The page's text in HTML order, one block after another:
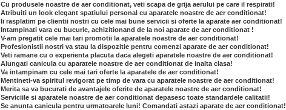
Cu produsele noastre de aer conditionat, veti scapa de grija aerului pe care il respirati!
Atribuiti un look elegant spatiului personal cu aparatele noastre de aer conditionat!
Ii rasplatim pe clientii nostri cu cele mai bune servicii si oferte la aparate aer conditionat!
Intampinati vara cu bucurie, achizitionand de la noi aparate de aer conditionat !
V-am pregatit cele mai tari promotii la aparatele noastre de aer conditionat!
Profesionistii nostri va stau la dispozitie pentru comenzi aparate de aer conditionat!
Veti ramane cu o experienta placuta daca alegeti aparatele noastre de aer conditionat!
Alungati canicula cu aparatele noastre de aer conditionat de inalta clasa!
Va intampinam cu cele mai tari oferte la aparatele de aer conditionat!
Mentineti-va spiritul revigorat pe timp de vara cu aparatele noastre de aer conditionat!
Merita sa va bucurati de avantajele oferite de aparatele noastre de aer conditionat!
Serviciile si aparatele noastre de aer conditionat depasesc toate standardele calitatii!
Se anunta canicula pentru urmatoarele luni! Comandati astazi aparate de aer conditionat!